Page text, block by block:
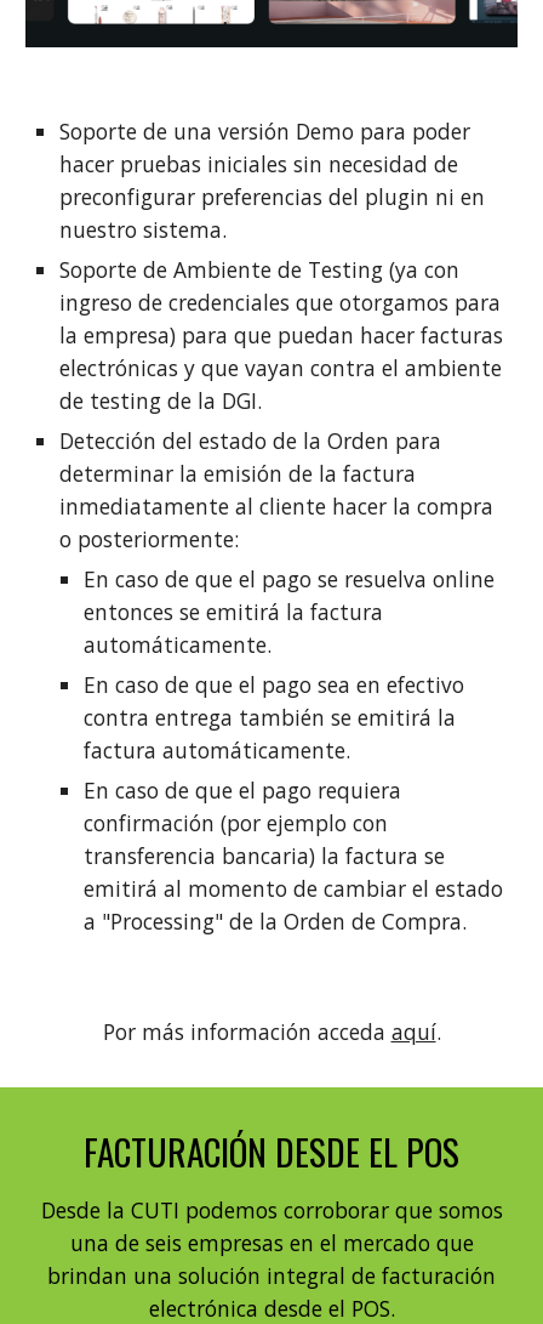
Soporte de una versión Demo para poder
hacer pruebas iniciales sin necesidad de
preconfigurar preferencias del plugin ni en
nuestro sistema.
Soporte de Ambiente de Testing (ya con
ingreso de credenciales que otorgamos para
la empresa) para que puedan hacer facturas
electrónicas y que vayan contra el ambiente
de testing de la DGI.
Detección del estado de la Orden para
determinar la emisión de la factura
inmediatamente al cliente hacer la compra
o posteriormente:
En caso de que el pago se resuelva online
entonces se emitirá la factura
automáticamente.
En caso de que el pago sea en efectivo
contra entrega también se emitirá la
factura automáticamente.
En caso de que el pago requiera
confirmación (por ejemplo con
transferencia bancaria) la factura se
emitirá al momento de cambiar el estado
a "Processing" de la Orden de Compra.
Por más información acceda aquí.
FACTURACIÓN DESDE EL POS
Desde la CUTI podemos corroborar que somos
una de seis empresas en el mercado que
brindan una solución integral de facturación
electrónica desde el POS.